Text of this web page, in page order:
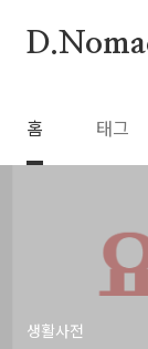
홈 태그
생활사전